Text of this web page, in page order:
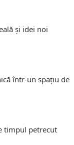
și idei noi
într-un spațiu de
timpul petrecut